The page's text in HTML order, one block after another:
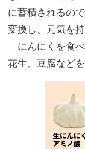
に蓄積されるの
変換し、元気を
にんにくを食べ
花生、豆腐など